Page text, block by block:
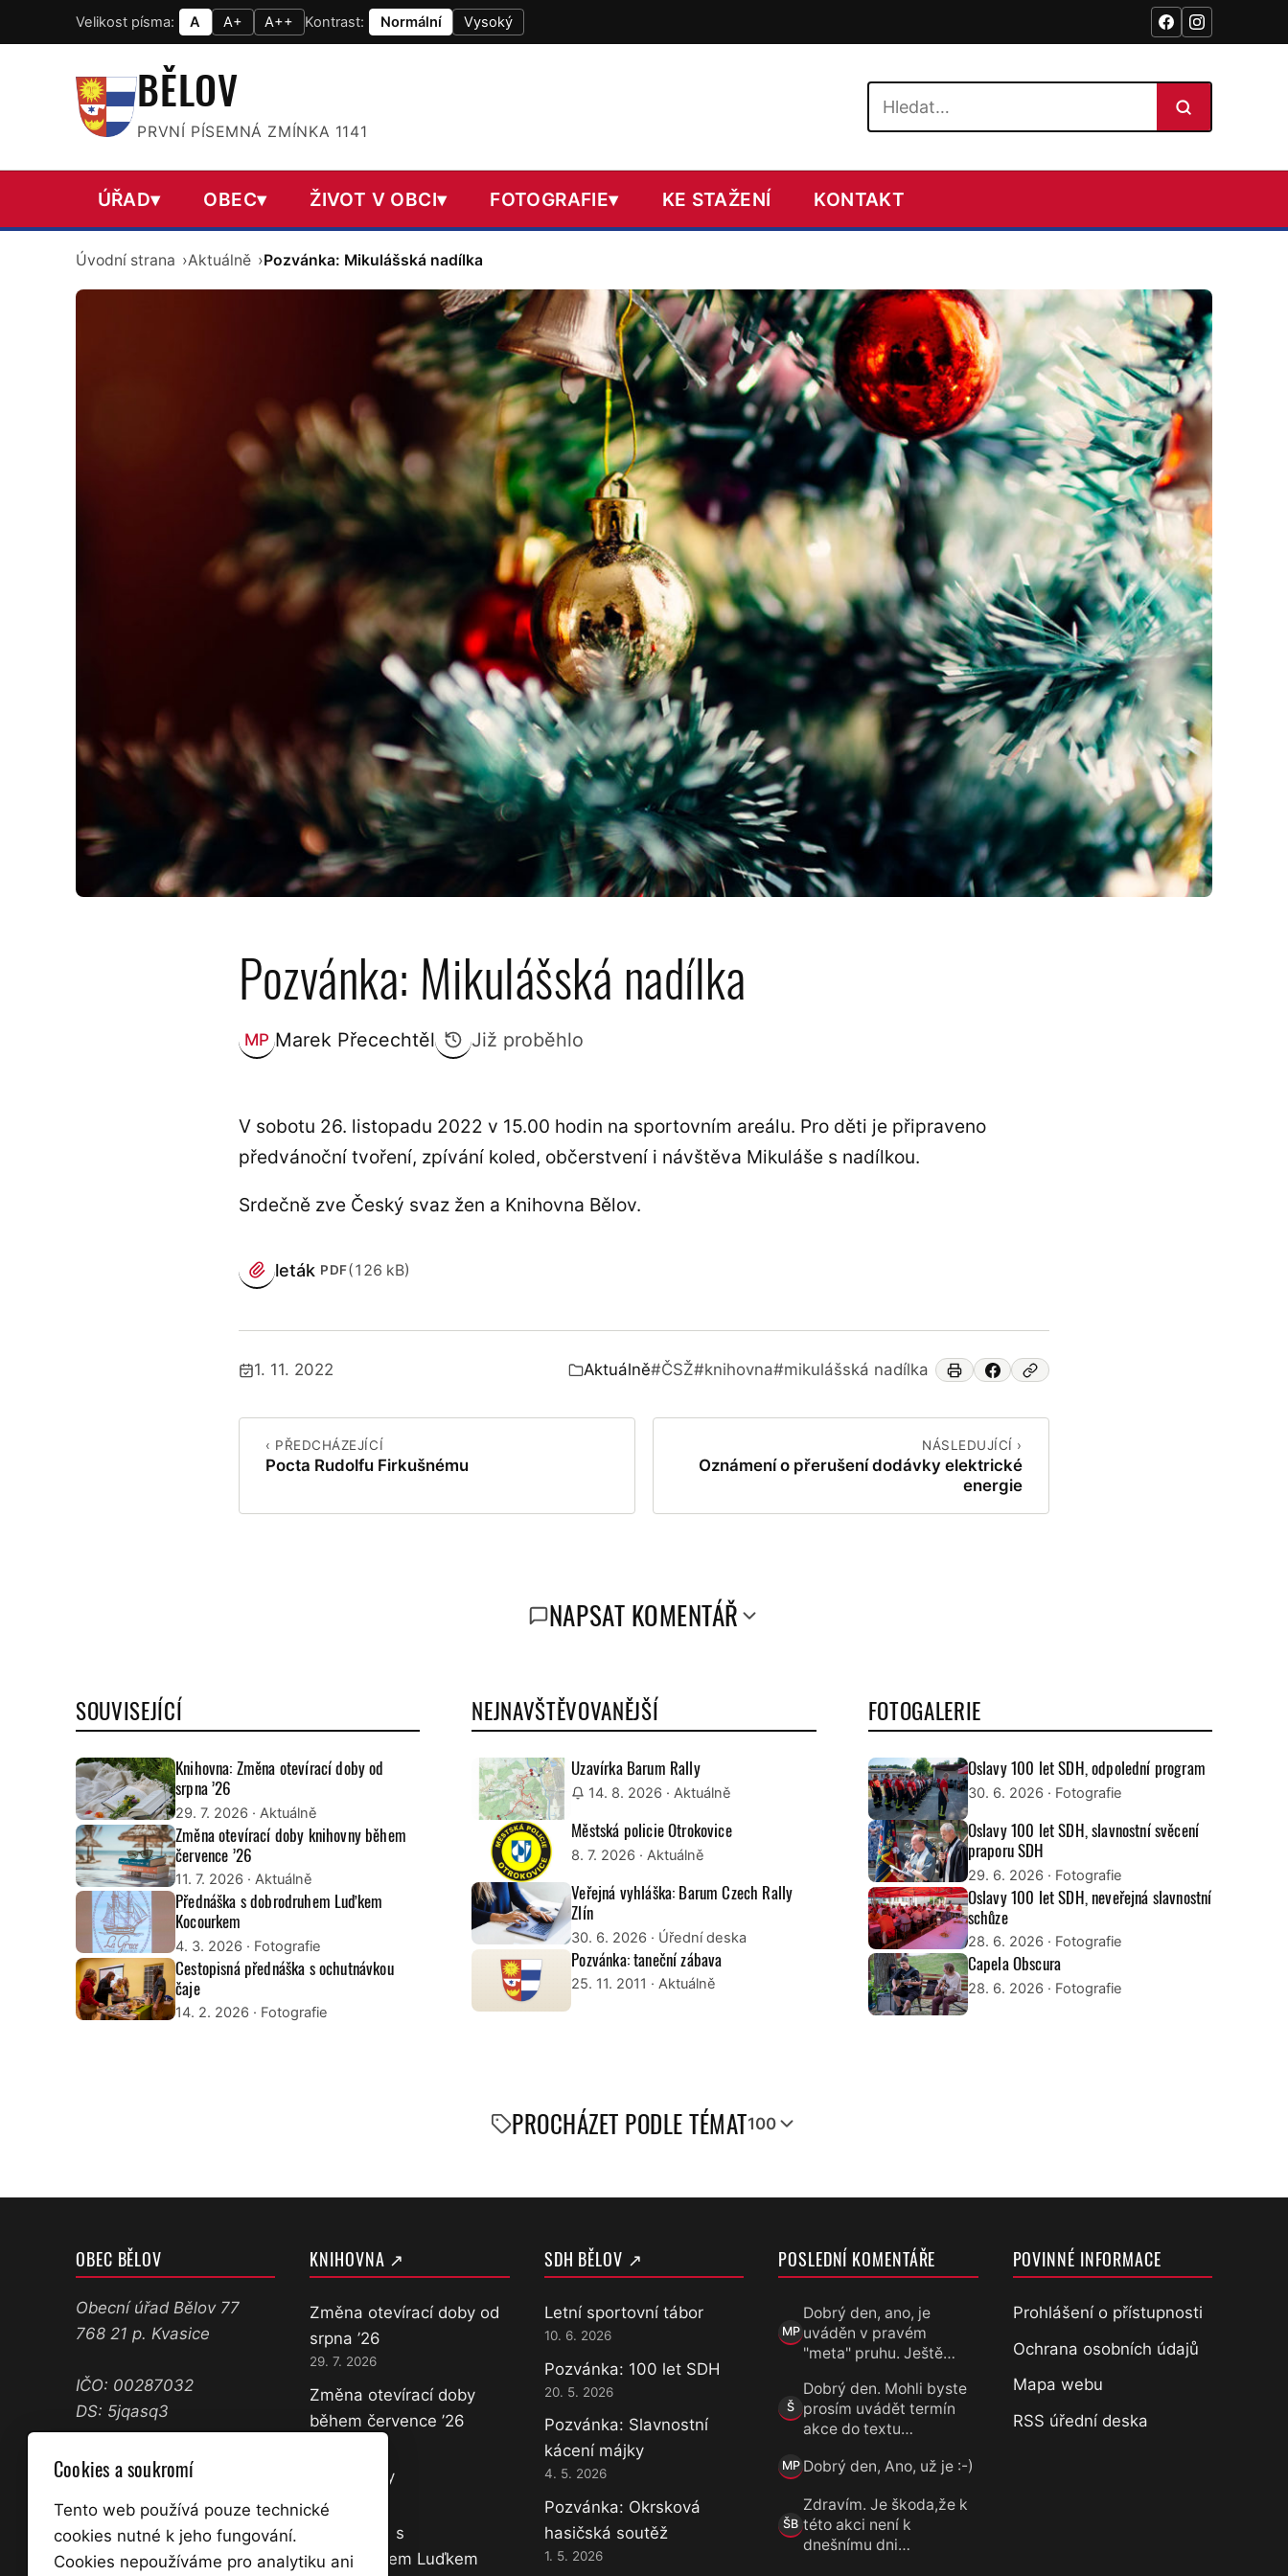
Velikost písma: A A+ A++ Kontrast: Normální Vysoký
BĚLOV
PRVNÍ PÍSEMNÁ ZMÍNKA 1141
ÚŘAD▾ OBEC▾ ŽIVOT V OBCI▾ FOTOGRAFIE▾ KE STAŽENÍ KONTAKT
Úvodní strana Aktuálně Pozvánka: Mikulášská nadílka
Pozvánka: Mikulášská nadílka
MP Zveřejnil:
Marek Přecechtěl Již proběhlo
V sobotu 26. listopadu 2022 v 15.00 hodin na sportovním areálu. Pro děti je připraveno
předvánoční tvoření, zpívání koled, občerstvení i návštěva Mikuláše s nadílkou.
Srdečně zve Český svaz žen a Knihovna Bělov.
leták PDF(126 kB)
(otevře se v novém panelu)
Publikováno:
1. 11. 2022
Zařazeno v:
Aktuálně#ČSŽ#knihovna#mikulášská nadílka
‹ PŘEDCHÁZEJÍCÍ
Pocta Rudolfu Firkušnému
NÁSLEDUJÍCÍ ›
Oznámení o přerušení dodávky elektrické
energie
NAPSAT KOMENTÁŘ
SOUVISEJÍCÍ
Knihovna: Změna otevírací doby od
srpna ’26
29. 7. 2026 · Aktuálně
Změna otevírací doby knihovny během
července ’26
11. 7. 2026 · Aktuálně
Přednáška s dobrodruhem Luďkem
Kocourkem
4. 3. 2026 · Fotografie
Cestopisná přednáška s ochutnávkou
čaje
14. 2. 2026 · Fotografie
NEJNAVŠTĚVOVANĚJŠÍ
Uzavírka Barum Rally
14. 8. 2026 · Aktuálně
Městská policie Otrokovice
8. 7. 2026 · Aktuálně
Veřejná vyhláška: Barum Czech Rally
Zlín
30. 6. 2026 · Úřední deska
Pozvánka: taneční zábava
25. 11. 2011 · Aktuálně
FOTOGALERIE
Oslavy 100 let SDH, odpolední program
30. 6. 2026 · Fotografie
Oslavy 100 let SDH, slavnostní svěcení
praporu SDH
29. 6. 2026 · Fotografie
Oslavy 100 let SDH, neveřejná slavnostní
schůze
28. 6. 2026 · Fotografie
Capela Obscura
28. 6. 2026 · Fotografie
PROCHÁZET PODLE TÉMAT100
OBEC BĚLOV
Obecní úřad Bělov 77
768 21 p. Kvasice
IČO: 00287032
DS: 5jqasq3
602 645 361
ucetni@belov.cz
starosta@belov.cz
KNIHOVNA ↗
Změna otevírací doby od
srpna ’26
29. 7. 2026
Změna otevírací doby
během července ’26
Nové knihy
18. 3. 2026
Přednáška s
dobrodruhem Luďkem
SDH BĚLOV ↗
Letní sportovní tábor
10. 6. 2026
Pozvánka: 100 let SDH
20. 5. 2026
Pozvánka: Slavnostní
kácení májky
4. 5. 2026
Pozvánka: Okrsková
hasičská soutěž
1. 5. 2026
POSLEDNÍ KOMENTÁŘE
MP
Marek Přecechtěl
Dobrý den, ano, je
uváděn v pravém
"meta" pruhu. Ještě…
Š
Šárka
Dobrý den. Mohli byste
prosím uvádět termín
akce do textu…
MP
Marek Přecechtěl
Dobrý den, Ano, už je :-)
ŠB
Šárka B.
Zdravím. Je škoda,že k
této akci není k
dnešnímu dni…
POVINNÉ INFORMACE
Prohlášení o přístupnosti
Ochrana osobních údajů
Mapa webu
RSS úřední deska
Cookies a soukromí
Tento web používá pouze technické
cookies nutné k jeho fungování.
Cookies nepoužíváme pro analytiku ani